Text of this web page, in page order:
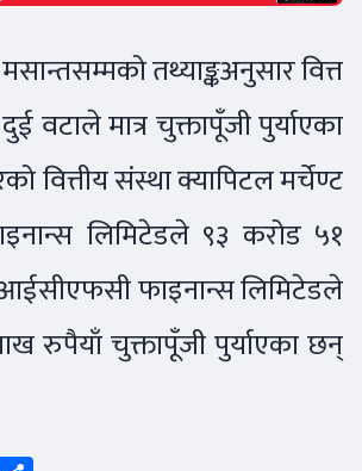
मसान्तसम्मको तथ्याङ्कअनुसार वित्त
वटाले मात्र चुक्तापूँजी पुर्याएका
वित्तीय संस्था क्यापिटल मर्चेण्ट
लिमिटेडले ९३ करोड ५१
फाइनान्स लिमिटेडले
रुपैयाँ चुक्तापूँजी पुर्याएका छन्